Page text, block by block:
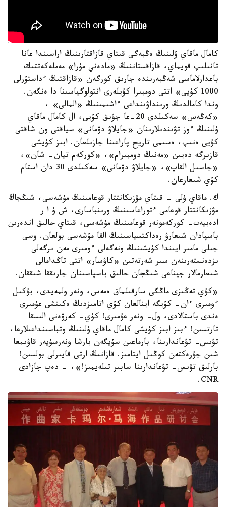
كامال ماقاي ۇلىنىڭ ەڭبەگى قىتاي قازاقتارىنىڭ اراسىندا عانا
تانىلىپ قويماي، قازاقستاننىڭ «مادەني مۇرا» مەملەكەتتىك
باعدارلاماسى شەڭبەرىندە جارىق كورگەن «قازاقتىڭ ءداستۇرلى
1000 كۇيى» اتتى دومبىرا كۇيلەرى انتولوگياسىنا دا ەنگەن.
وندا كامالدىڭ ورىنداۋىنداعى ءاشىمىنىڭ «المالى» ،
«كەڭەس» سەكىلدى 20-عا جۋىق كۇيى، ال كامال ماقاي
ۇلىنىڭ ءوز تۋىندىلارىنان «جايلاۋ دۋمانى» سياقتى ون شاقتى
كۇيى ەنىپ، ەسىمى تاريح پاراعىنا جازىلعان. ابىز كۇيشى
قازىرگە دەيىن «مەنىڭ دومبىرام»، «كوركەم تيان- شان»،
«جاسىل القاپ»، «جايلاۋ دۋمانى» سەكىلدى 30 دان استام
كۇي شىعارعان.
ك. ماقاي ۇلى - قىتاي مۋزىكانتتار قوعامىنىڭ مۇشەسى، شىڭجاڭ
مۋزىكانتتار قوعامى ءتوراعاسىنىڭ ورىنباسارى، ش ۇ ا ر
ادەبيەت- كوركەمونەر قوعامىنىڭ مۇشەسى، قىتاي حالىق اندەرىن
باسپادان شىعارۋ رەداكتسياسىنىڭ القا مۇشەسى بولعان. وسى
جىلى مامىر ايىندا كۇيشىنىڭ ونەگەلى ءومىرى مەن ىرگەلى
ىزدەنستەرىنەن سىر شەرتەتىن «كاۋسار» اتتى تاڭدامالى
شىعارمالار جيناعى شىڭجان حالىق باسپاسىنان جارىققا شىققان.
«كۇي تەڭىزى ماڭگى سارقىلماق ەمەس، ونەر ولمەيدى، بۇكىل
ءومىرى ءان- كۇيگە اينالعان كۇي اتامىزدىڭ ەكىنشى عۇمىرى
ەندى باستالادى، ول- ونەر عۇمىرى! كۇي- كەرۋەنى الىسقا
تارتسىن! ءبىز ابىز كۇيشى كامال ماقاي ۇلىنىڭ وتباسىنداعىلارعا،
تۋىس- تۋعاندارىنا، بارماعىن سۇيگەن بارشا ونەرسۇيەر قاۋىمعا
شىن جۇرەكتەن كوڭىل ايتامىز. قازانىڭ ارتى قايىرلى بولسىن!
بارلىق تۋىس- تۋعاندارىنا سابىر تىلەيمىز!»، - دەپ جازادى
CNR.